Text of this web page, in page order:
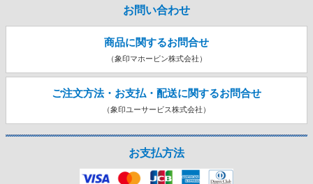
お問い合わせ
商品に関するお問合せ
（象印マホービン株式会社）
ご注文方法・お支払・配送に関するお問合せ
（象印ユーサービス株式会社）
お支払方法